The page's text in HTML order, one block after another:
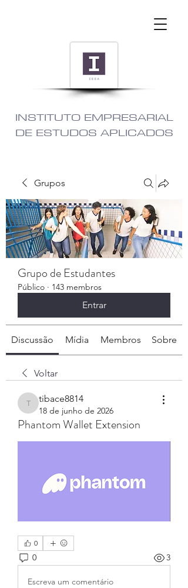
INSTITUTO EMPRESARIAL
DE ESTUDOS APLICADOS
Grupos
Grupo de Estudantes
Público · 143 membros
Entrar
Discussão Mídia Membros Sobre
Voltar
tibace8814
tibace8814
18 de junho de 2026
Phantom Wallet Extension
0
0 3
Escreva um comentário